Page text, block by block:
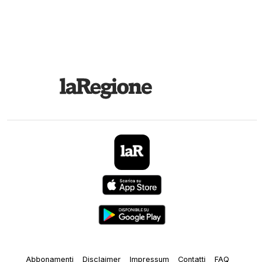
Abbonamenti Disclaimer Impressum Contatti FAQ